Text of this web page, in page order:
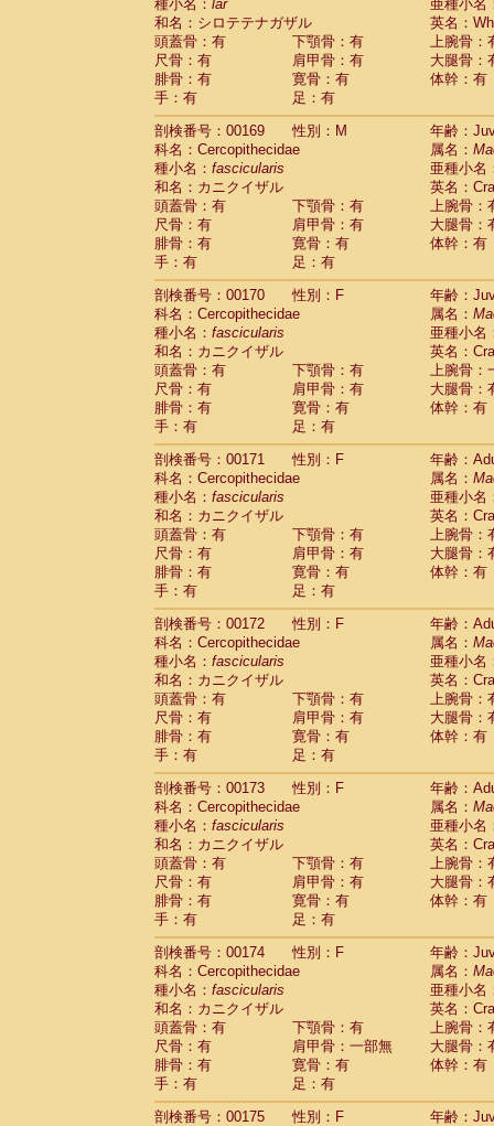
種小名： lar
亜種小名
和名：シロテテナガザル
英名：
頭蓋骨：有
下顎骨：有
上腕骨：
尺骨：有
肩甲骨：有
大腿骨：
腓骨：有
寛骨：有
体幹：有
手：有
足：有
剖検番号：00169
性別：M
年齢：
科名：Cercopithecidae
属名：
種小名： fascicularis
亜種小名
和名：カニクイザル
英名：
頭蓋骨：有
下顎骨：有
上腕骨：
尺骨：有
肩甲骨：有
大腿骨：
腓骨：有
寛骨：有
体幹：有
手：有
足：有
剖検番号：00170
性別：F
年齢：
科名：Cercopithecidae
属名：
種小名： fascicularis
亜種小名
和名：カニクイザル
英名：
頭蓋骨：有
下顎骨：有
上腕骨：
尺骨：有
肩甲骨：有
大腿骨：
腓骨：有
寛骨：有
体幹：有
手：有
足：有
剖検番号：00171
性別：F
年齢：
科名：Cercopithecidae
属名：
種小名： fascicularis
亜種小名
和名：カニクイザル
英名：
頭蓋骨：有
下顎骨：有
上腕骨：
尺骨：有
肩甲骨：有
大腿骨：
腓骨：有
寛骨：有
体幹：有
手：有
足：有
剖検番号：00172
性別：F
年齢：
科名：Cercopithecidae
属名：
種小名： fascicularis
亜種小名
和名：カニクイザル
英名：
頭蓋骨：有
下顎骨：有
上腕骨：
尺骨：有
肩甲骨：有
大腿骨：
腓骨：有
寛骨：有
体幹：有
手：有
足：有
剖検番号：00173
性別：F
年齢：
科名：Cercopithecidae
属名：
種小名： fascicularis
亜種小名
和名：カニクイザル
英名：
頭蓋骨：有
下顎骨：有
上腕骨：
尺骨：有
肩甲骨：有
大腿骨：
腓骨：有
寛骨：有
体幹：有
手：有
足：有
剖検番号：00174
性別：F
年齢：
科名：Cercopithecidae
属名：
種小名： fascicularis
亜種小名
和名：カニクイザル
英名：
頭蓋骨：有
下顎骨：有
上腕骨：
尺骨：有
肩甲骨：一部無
大腿骨：
腓骨：有
寛骨：有
体幹：有
手：有
足：有
剖検番号：00175
性別：F
年齢：